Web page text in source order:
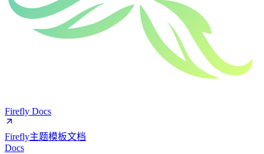
Firefly Docs
Firefly主题模板文档
Docs